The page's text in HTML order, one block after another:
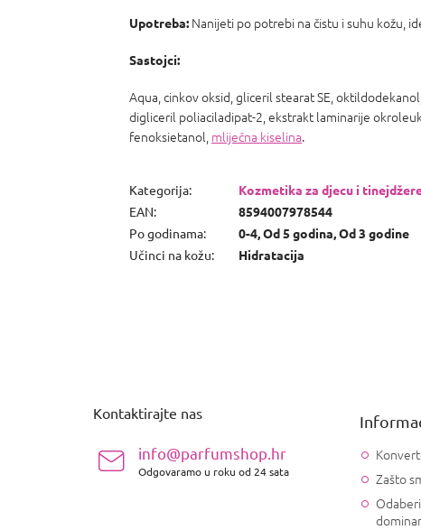
Upotreba: Nanijeti po potrebi na čistu i suhu kožu,
Sastojci:
Aqua, cinkov oksid, gliceril stearat SE,
digliceril poliaciladipat-2, ekstrakt laminarije
fenoksietanol, mliječna kiselina.
Kategorija:
Kozmetika za djecu i
EAN:
8594007978544
Po godinama:
0-4, Od 5 godina, Od 3 godine
Učinci na kožu: Hidratacija
Kontaktirajte nas
info@parfumshop.hr
Odgovaramo u roku od 24 sata
Zašto